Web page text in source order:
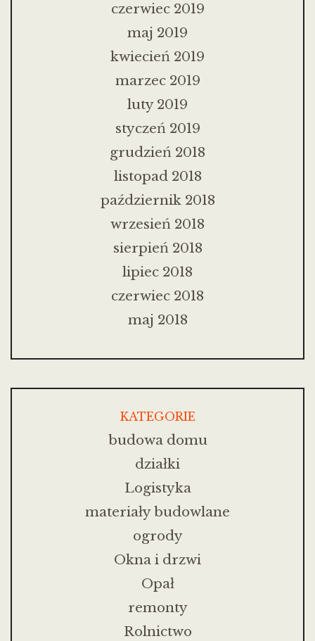
czerwiec 2019
maj 2019
kwiecień 2019
marzec 2019
luty 2019
styczeń 2019
grudzień 2018
listopad 2018
październik 2018
wrzesień 2018
sierpień 2018
lipiec 2018
czerwiec 2018
maj 2018
KATEGORIE
budowa domu
działki
Logistyka
materiały budowlane
ogrody
Okna i drzwi
Opał
remonty
Rolnictwo